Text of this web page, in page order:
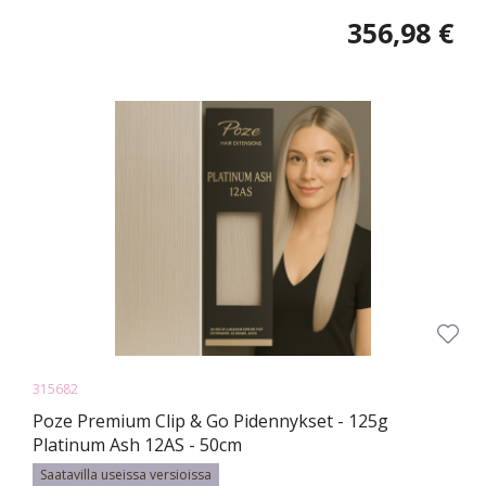
356,98 €
315682
Poze Premium Clip & Go Pidennykset - 125g
Platinum Ash 12AS - 50cm
Saatavilla useissa versioissa